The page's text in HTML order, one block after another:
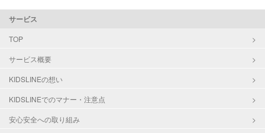
サービス
TOP
サービス概要
KIDSLINEの想い
KIDSLINEでのマナー・注意点
安心安全への取り組み